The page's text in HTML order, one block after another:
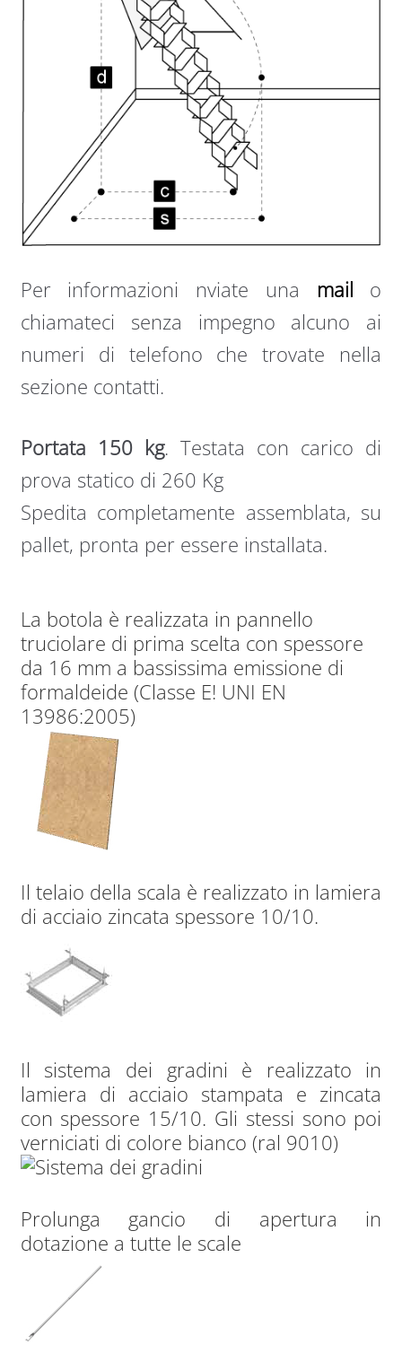
Per informazioni nviate una mail o
chiamateci senza impegno alcuno ai
numeri di telefono che trovate nella
sezione contatti.
Portata 150 kg. Testata con carico di
prova statico di 260 Kg
Spedita completamente assemblata, su
pallet, pronta per essere installata.
La botola è realizzata in pannello
truciolare di prima scelta con spessore
da 16 mm a bassissima emissione di
formaldeide (Classe E! UNI EN
13986:2005)
Il telaio della scala è realizzato in lamiera
di acciaio zincata spessore 10/10.
Il sistema dei gradini è realizzato in
lamiera di acciaio stampata e zincata
con spessore 15/10. Gli stessi sono poi
verniciati di colore bianco (ral 9010)
Prolunga gancio di apertura in
dotazione a tutte le scale